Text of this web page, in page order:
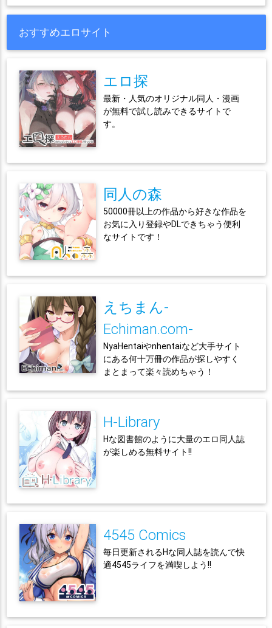
おすすめエロサイト
エロ探
最新・人気のオリジナル同人・漫画
が無料で試し読みできるサイトで
す。
同人の森
50000冊以上の作品から好きな作品を
お気に入り登録やDLできちゃう便利
なサイトです！
えちまん-
Echiman.com-
NyaHentaiやnhentaiなど大手サイト
にある何十万冊の作品が探しやすく
まとまって楽々読めちゃう！
H-Library
Hな図書館のように大量のエロ同人誌
が楽しめる無料サイト!!
4545 Comics
毎日更新されるHな同人誌を読んで快
適4545ライフを満喫しよう!!